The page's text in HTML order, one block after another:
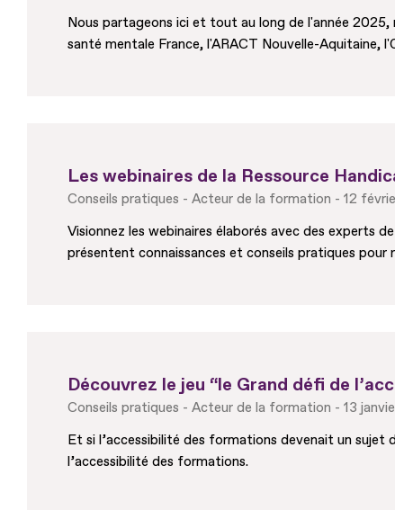
Nous partageons ici et tout au long de l'année 2025,
santé mentale France, l'ARACT Nouvelle-Aquitaine,
Les webinaires de la Ressource
Conseils pratiques Acteur de la formation
12
Visionnez les webinaires élaborés avec des experts
présentent connaissances et conseils pratiques
Découvrez le jeu “le Grand défi de
Conseils pratiques Acteur de la formation
13
Et si l’accessibilité des formations devenait un sujet
l’accessibilité des formations.